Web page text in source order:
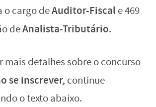
o cargo deAuditor-Fiscal e 469
deAnalista-Tributário.
mais detalhes sobre o concurso
se inscrever, continue
o texto abaixo.